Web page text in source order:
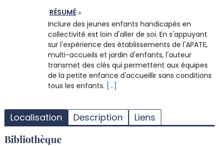
RÉSUMÉ
Inclure des jeunes enfants handicapés en
collectivité est loin d'aller de soi. En s'appuyant
sur l'expérience des établissements de l'APATE,
multi-accueils et jardin d'enfants, l'auteur
transmet des clés qui permettent aux équipes
de la petite enfance d'accueillir sans conditions
tous les enfants. [...]
Localisation Description Liens
Bibliothèque